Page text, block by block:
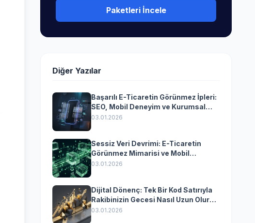
Paketleri İncele
Diğer Yazılar
Başarılı E-Ticaretin Görünmez İpleri:
SEO, Mobil Deneyim ve Kurumsal
Yazılımın Kazandıran
03.01.2026
Sessiz Veri Devrimi: E-Ticaretin
Görünmez Mimarisi ve Mobil
Dönüşümün Kurumsal Anahtarı
03.01.2026
Dijital Dönenç: Tek Bir Kod Satırıyla
Rakibinizin Gecesi Nasıl Uzun Olur?
(Kurumsal Yazılımın Güçlü Rolü)
03.01.2026